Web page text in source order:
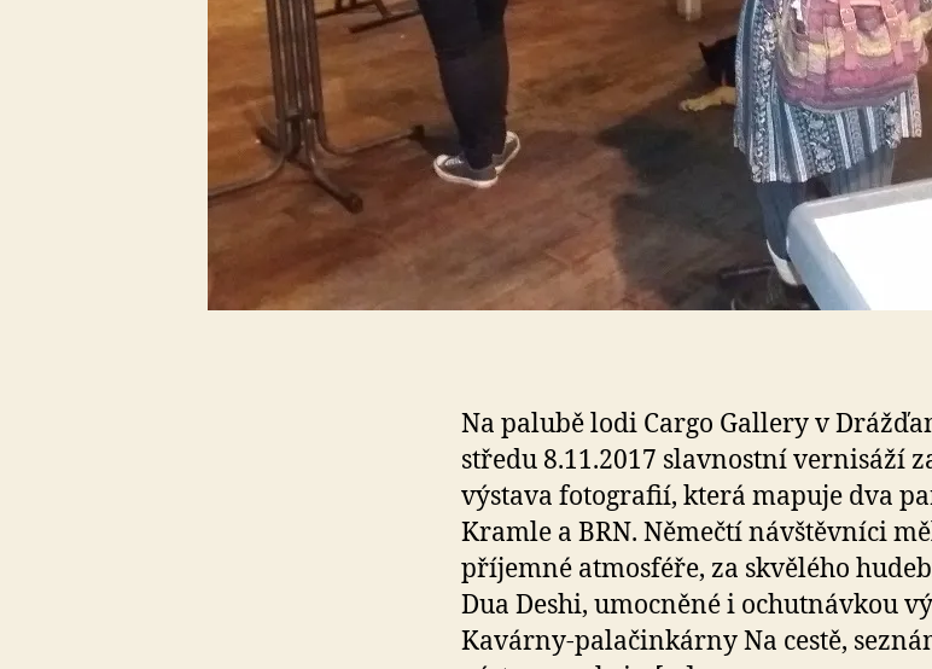
Na palubě lodi Cargo Gallery v
středu 8.11.2017 slavnostní vernisáží
výstava fotografií, která mapuje dva
Kramle a BRN. Němečtí návštěvníci
příjemné atmosféře, za skvělého
Dua Deshi, umocněné i ochutnávkou
Kavárny-palačinkárny Na cestě,